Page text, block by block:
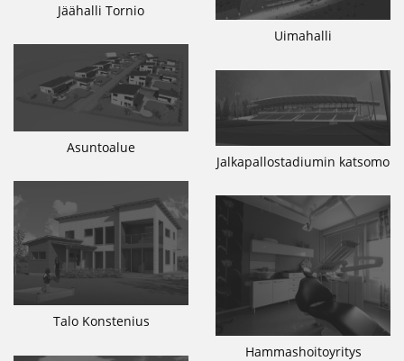
Jäähalli Tornio
Uimahalli
Asuntoalue
Jalkapallostadiumin katsomo
Talo Konstenius
Hammashoitoyritys